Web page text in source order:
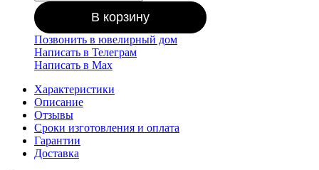
В корзину
Позвонить в ювелирный дом
Написать в Телеграм
Написать в Мах
Характеристики
Описание
Отзывы
Сроки изготовления и оплата
Гарантии
Доставка